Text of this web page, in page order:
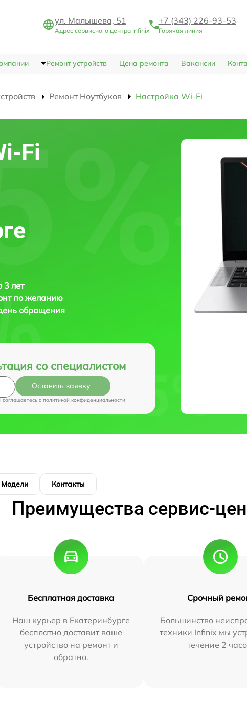
ул. Малышева, 51
Адрес сервисного центра Infinix
+7 (343) 226-93-53
Горячая линия
Ремонт устройств Цена ремонта Вакансии
Ремонт Ноутбуков Настройка Wi-Fi
Fi
3 лет
по желанию
обращения
со специалистом
Оставить заявку
c политикой конфиденциальности
Модели Контакты
Преимущества сервис-
Бесплатная доставка
Наш курьер в Екатеринбурге
бесплатно доставит ваше
устройство на ремонт и
обратно.
Срочный
Большинство
техники Infinix мы
течение 2